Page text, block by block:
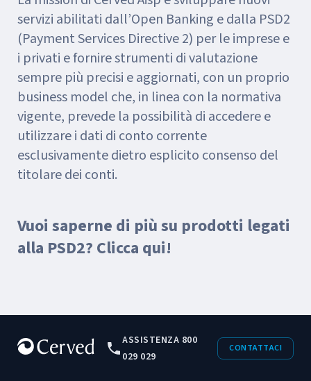
servizi abilitati dall’Open Banking e dalla PSD2
(Payment Services Directive 2) per le imprese e
i privati e fornire strumenti di valutazione
sempre più precisi e aggiornati, con un proprio
business model che, in linea con la normativa
vigente, prevede la possibilità di accedere e
utilizzare i dati di conto corrente
esclusivamente dietro esplicito consenso del
titolare dei conti.
Vuoi saperne di più su prodotti legati
alla PSD2? Clicca qui!
ASSISTENZA 800
029 029
CONTATTACI